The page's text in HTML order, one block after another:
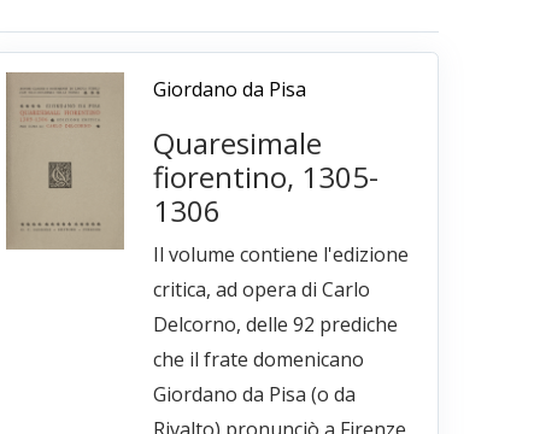
Giordano da Pisa
Quaresimale
fiorentino, 1305-
1306
Il volume contiene l'edizione
critica, ad opera di Carlo
Delcorno, delle 92 prediche
che il frate domenicano
Giordano da Pisa (o da